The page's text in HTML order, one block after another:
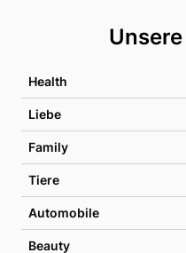
Health
Liebe
Family
Tiere
Automobile
Beauty